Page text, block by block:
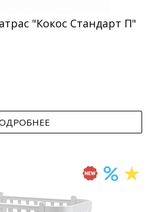
"Кокос Стандарт П"